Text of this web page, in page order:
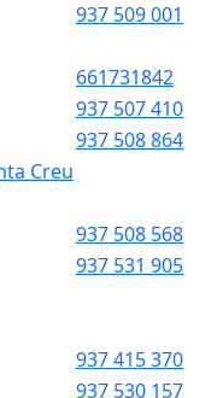
937 509 001
661731842
937 507 410
937 508 864
Creu
937 508 568
937 531 905
937 415 370
937 530 157